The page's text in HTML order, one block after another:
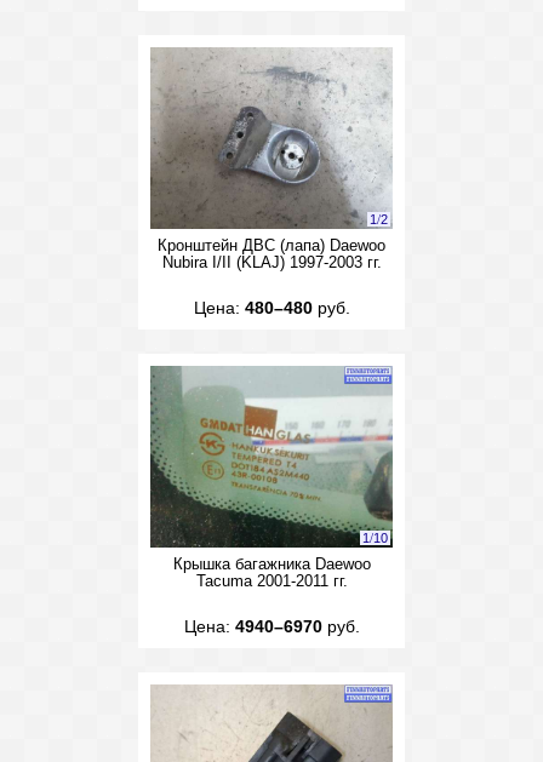
1/2
Кронштейн ДВС (лапа) Daewoo
Nubira I/II (KLAJ) 1997-2003 гг.
Цена: 480–480руб.
1/10
Крышка багажника Daewoo
Tacuma 2001-2011 гг.
Цена: 4940–6970руб.